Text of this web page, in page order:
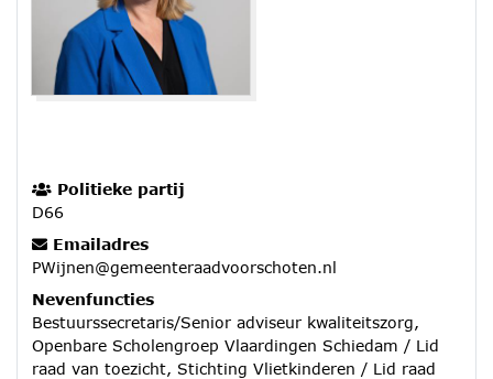
Politieke partij
D66
Emailadres
PWijnen@gemeenteraadvoorschoten.nl
Nevenfuncties
Bestuurssecretaris/Senior adviseur kwaliteitszorg,
Openbare Scholengroep Vlaardingen Schiedam / Lid
raad van toezicht, Stichting Vlietkinderen / Lid raad